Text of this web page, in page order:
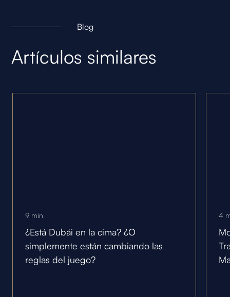
Blog
Artículos similares
9min
¿Está Dubái en la cima? ¿O
simplemente están cambiando las
reglas del juego?
4